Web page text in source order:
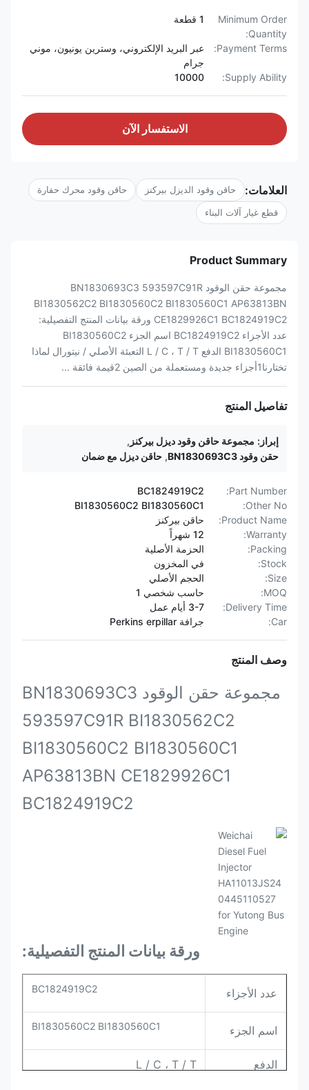
Minimum Order
Quantity:
1 قطعة
Payment Terms:
عبر البريد الإلكتروني، وسترين يونيون، موني
جرام
Supply Ability:
10000
الاستفسار الآن
العلامات: حاقن وقود الديزل بيركنز حاقن وقود محرك حفارة
قطع غيار آلات البناء
Product Summary
مجموعة حقن الوقود BN1830693C3 593597C91R
BI1830562C2 BI1830560C2 BI1830560C1 AP63813BN
CE1829926C1 BC1824919C2 ورقة بيانات المنتج التفصيلية:
عدد الأجزاء BC1824919C2 اسم الجزء BI1830560C2
BI1830560C1 الدفع L / C ، T / T التعبئة الأصلي / نيتورال لماذا
تختارنا1أجزاء جديدة ومستعملة من الصين 2قيمة فائقة ...
تفاصيل المنتج
إبراز: مجموعة حاقن وقود ديزل بيركنز ,
حقن وقود BN1830693C3
, حاقن ديزل مع ضمان
Part Number:
BC1824919C2
Other No:
BI1830560C2 BI1830560C1
Product Name:
حاقن بيركنز
Warranty:
12 شهراً
Packing:
الحزمة الأصلية
Stock:
في المخزون
Size:
الحجم الأصلي
MOQ:
حاسب شخصي 1
Delivery Time:
3-7 أيام عمل
Car:
جرافة Perkins erpillar
وصف المنتج
مجموعة حقن الوقود BN1830693C3
593597C91R BI1830562C2
BI1830560C2 BI1830560C1
AP63813BN CE1829926C1
BC1824919C2
ورقة بيانات المنتج التفصيلية:
عدد الأجزاء BC1824919C2
اسم الجزء BI1830560C2 BI1830560C1
الدفع L / C ، T / T